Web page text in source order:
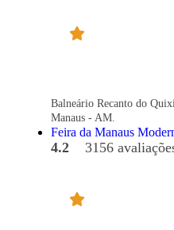
Balneário Recanto do
Manaus - AM.
Feira da Manaus
4.2 3156